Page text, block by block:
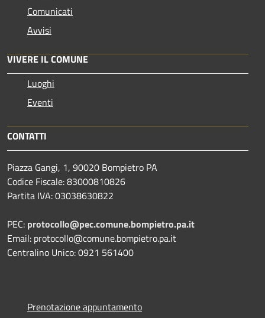
Comunicati
Avvisi
VIVERE IL COMUNE
Luoghi
Eventi
CONTATTI
Piazza Gangi, 1, 90020 Bompietro PA
Codice Fiscale: 83000810826
Partita IVA: 03038630822
PEC: protocollo@pec.comune.bompietro.pa.it
Email: protocollo@comune.bompietro.pa.it
Centralino Unico: 0921 561400
Prenotazione appuntamento